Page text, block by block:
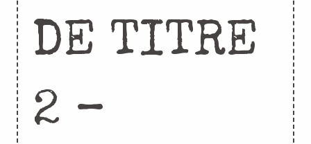
DE TITRE
2 –